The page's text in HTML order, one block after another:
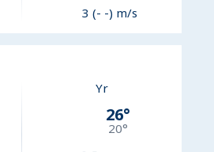
3 (- -) m/s
Yr
26°
20°